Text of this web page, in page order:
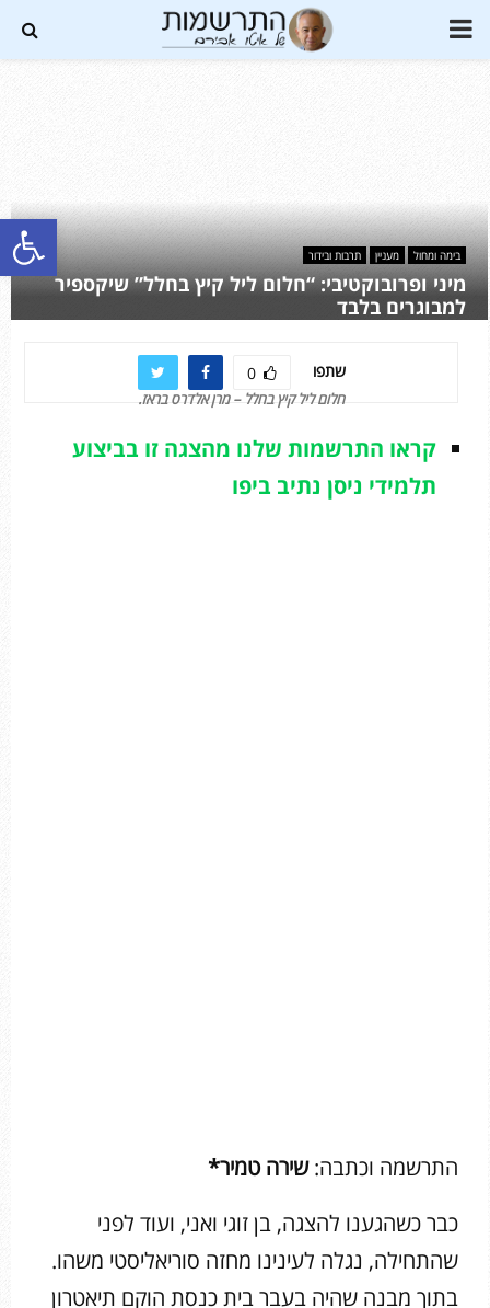
פתח סרגל נגישות
PRIMARY
בימה ומחול מעניין תרבות ובידור
מיני ופרובוקטיבי: “חלום ליל קיץ בחלל” שיקספיר
למבוגרים בלבד
שתפו 0
חלום ליל קיץ בחלל – מרן אלדרס בראז.
קראו התרשמות שלנו מהצגה זו בביצוע
תלמידי ניסן נתיב ביפו
התרשמה וכתבה:שירה טמיר*
כבר כשהגענו להצגה, בן זוגי ואני, ועוד לפני
שהתחילה, נגלה לעינינו מחזה סוריאליסטי משהו.
בתוך מבנה שהיה בעבר בית כנסת הוקם תיאטרון